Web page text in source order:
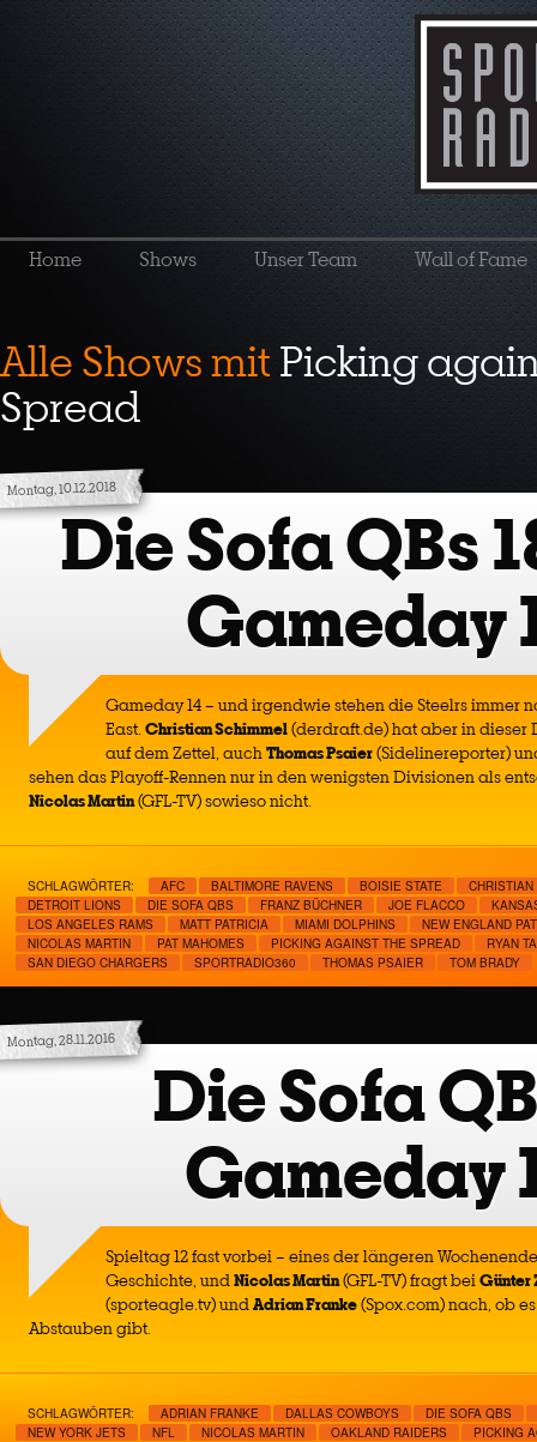
Home Shows Unser Team Wall of Fame
Alle Shows mitPicking
Spread
Montag, 10.12.2018
Die Sofa QBs
Gameday
Gameday 14 – und irgendwie stehen die Steelrs immer
East.Christian Schimmel(derdraft.de) hat aber in dieser
auf dem Zettel, auchThomas Psaier(Sidelinereporter)
sehen das Playoff-Rennen nur in den wenigsten Divisionen als
Nicolas Martin(GFL-TV) sowieso nicht.
SCHLAGWÖRTER: AFC BALTIMORE RAVENS BOISIE STATE
DETROIT LIONS
DIE SOFA QBS FRANZ BÜCHNER JOE FLACCO
LOS ANGELES RAMS
MATT PATRICIA MIAMI DOLPHINS
NEW ENGLAND
NICOLAS MARTIN
PAT MAHOMES PICKING AGAINST THE SPREAD
RYAN
SAN DIEGO CHARGERS
SPORTRADIO360 THOMAS PSAIER TOM BRADY
Montag, 28.11.2016
Die Sofa
Gameday
Spieltag 12 fast vorbei – eines der längeren
Geschichte, undNicolas Martin(GFL-TV) fragt beiGünter
(sporteagle.tv) undAdrian Franke(Spox.com) nach, ob
Abstauben gibt.
SCHLAGWÖRTER: ADRIAN FRANKE DALLAS COWBOYS
DIE SOFA QBS
NEW YORK JETS
NFL NICOLAS MARTIN OAKLAND RAIDERS
PICKING